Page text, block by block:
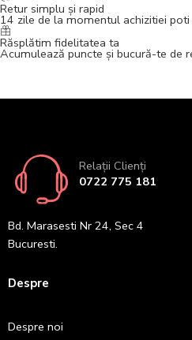
Retur simplu și rapid
14 zile de la momentul achizitiei
Răsplătim fidelitatea ta
Acumulează puncte și bucură-te de
Relații Clienți
0722 775 181
Bd. Marasesti Nr 24, Sec 4
Bucuresti.
Despre
Despre noi